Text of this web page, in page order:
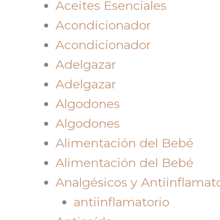
Aceites Esenciales
Acondicionador
Acondicionador
Adelgazar
Adelgazar
Algodones
Algodones
Alimentación del Bebé
Alimentación del Bebé
Analgésicos y
antiinflamatorio